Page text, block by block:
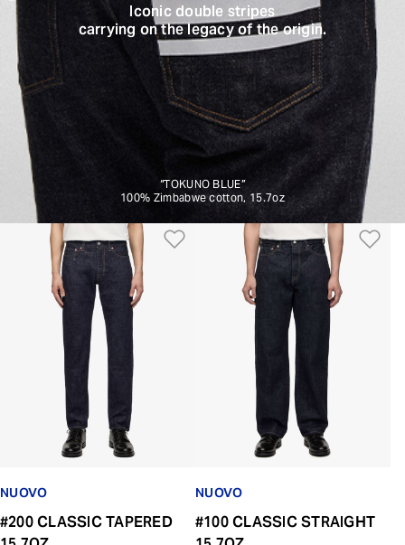
Iconic double stripes
carrying on the legacy of the origin.
“TOKUNO BLUE”
100% Zimbabwe cotton, 15.7oz
Aggiungi alla Lista dei
NUOVO
#200 CLASSIC TAPERED
NUOVO
#100 CLASSIC STRAIGHT